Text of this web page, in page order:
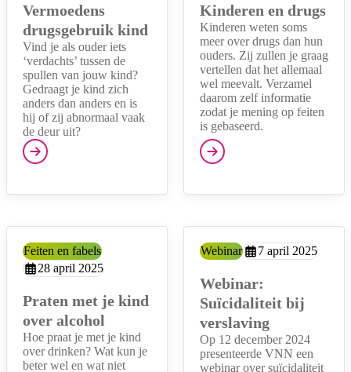
Vermoedens
drugsgebruik kind
Vind je als ouder iets
‘verdachts’ tussen de
spullen van jouw kind?
Gedraagt je kind zich
anders dan anders en is
hij of zij abnormaal vaak
de deur uit?
Kinderen en drugs
Kinderen weten soms
meer over drugs dan hun
ouders. Zij zullen je graag
vertellen dat het allemaal
wel meevalt. Verzamel
daarom zelf informatie
zodat je mening op feiten
is gebaseerd.
Praten met je kind
over alcohol
Categorie:
Feiten en fabels
Aangemaakt op:
28 april 2025
Hoe praat je met je kind
over drinken? Wat kun je
beter wel en wat niet
Webinar:
Suïcidaliteit bij
verslaving
Categorie:
WebinarAangemaakt op:
7 april 2025
Op 12 december 2024
presenteerde VNN een
webinar over suïcidaliteit